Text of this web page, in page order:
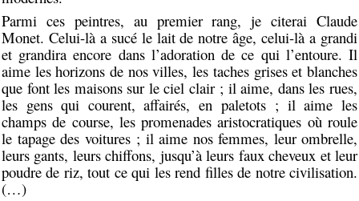
Parmi ces peintres, au premier rang, je citerai Claude
Monet. Celui-là a sucé le lait de notre âge, celui-là a grandi
et grandira encore dans l’adoration de ce qui l’entoure. Il
aime les horizons de nos villes, les taches grises et blanches
que font les maisons sur le ciel clair ; il aime, dans les rues,
les gens qui courent, affairés, en paletots ; il aime les
champs de course, les promenades aristocratiques où roule
le tapage des voitures ; il aime nos femmes, leur ombrelle,
leurs gants, leurs chiffons, jusqu’à leurs faux cheveux et leur
poudre de riz, tout ce qui les rend filles de notre civilisation.
(…)